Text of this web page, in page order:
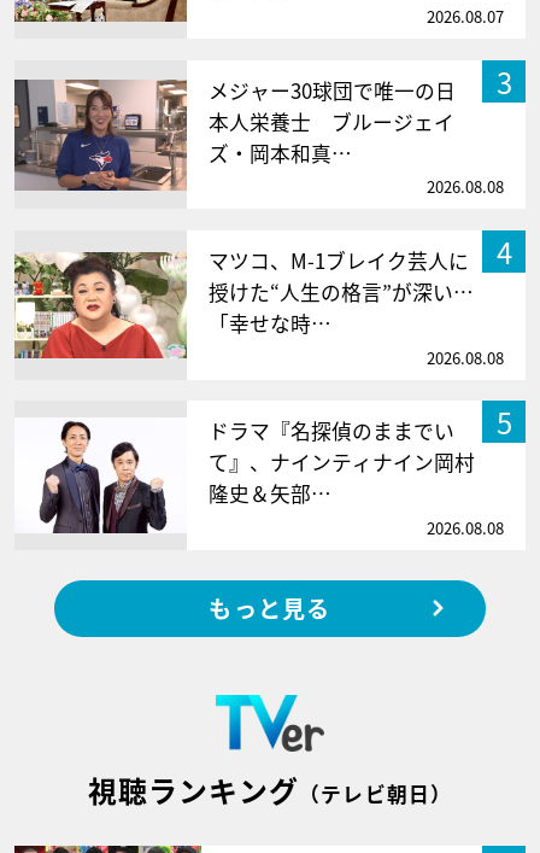
2026.08.07
3
メジャー30球団で唯一の日
本人栄養士 ブルージェイ
ズ・岡本和真…
2026.08.08
4
マツコ、M-1ブレイク芸人に
授けた“人生の格言”が深い…
「幸せな時…
2026.08.08
5
ドラマ『名探偵のままでい
て』、ナインティナイン岡村
隆史＆矢部…
2026.08.08
もっと見る
視聴ランキング （テレビ朝日）